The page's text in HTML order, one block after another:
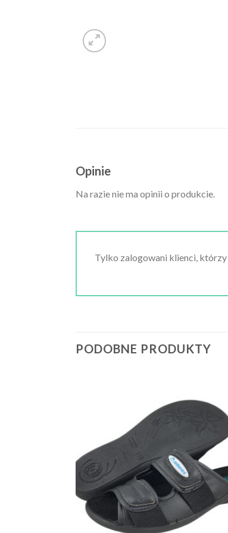
Opinie
Na razie nie ma opinii o produkcie.
Tylko zalogowani klienci,
PODOBNE PRODUKTY